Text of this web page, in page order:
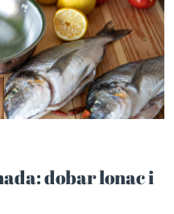
dobar lonac i